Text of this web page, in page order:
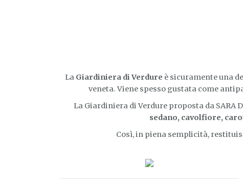
La Giardiniera di Verdure è sicuramente una
veneta. Viene spesso gustata come
La Giardiniera di Verdure proposta da SARA
sedano, cavolfiore,
Così, in piena semplicità,